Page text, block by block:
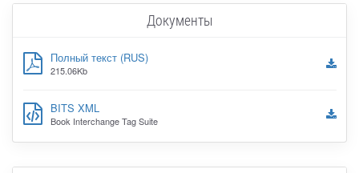
Документы
Полный текст (RUS)
215.06Kb
BITS XML
Book Interchange Tag Suite